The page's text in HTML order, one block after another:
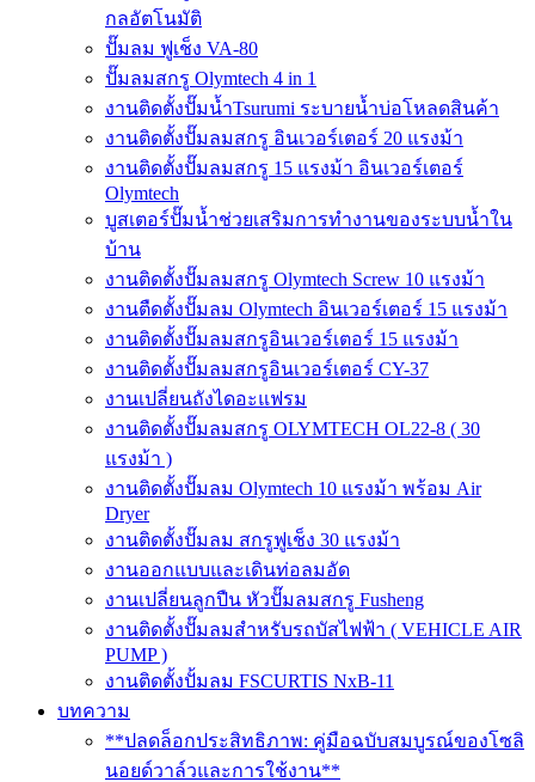
กลอัตโนมัติ
ปั๊มลม ฟูเช็ง VA-80
ปั๊มลมสกรู Olymtech 4 in 1
งานติดตั้งปั๊มน้ำTsurumi ระบายน้ำบ่อโหลดสินค้า
งานติดตั้งปั๊มลมสกรู อินเวอร์เตอร์ 20 แรงม้า
งานติดตั้งปั๊มลมสกรู 15 แรงม้า อินเวอร์เตอร์
Olymtech
บูสเตอร์ปั๊มน้ำช่วยเสริมการทำงานของระบบน้ำใน
บ้าน
งานติดตั้งปั๊มลมสกรู Olymtech Screw 10 แรงม้า
งานตืดตั้งปั๊มลม Olymtech อินเวอร์เตอร์ 15 แรงม้า
งานติดตั้งปั๊มลมสกรูอินเวอร์เตอร์ 15 แรงม้า
งานติดตั้งปั๊มลมสกรูอินเวอร์เตอร์ CY-37
งานเปลี่ยนถังไดอะแฟรม
งานติดตั้งปั๊มลมสกรู OLYMTECH OL22-8 ( 30
แรงม้า )
งานติดตั้งปั๊มลม Olymtech 10 แรงม้า พร้อม Air
Dryer
งานติดตั้งปั๊มลม สกรูฟูเช็ง 30 แรงม้า
งานออกแบบและเดินท่อลมอัด
งานเปลี่ยนลูกปืน หัวปั๊มลมสกรู Fusheng
งานติดตั้งปั๊มลมสำหรับรถบัสไฟฟ้า ( VEHICLE AIR
PUMP )
งานติดตั้งปั้มลม FSCURTIS NxB-11
บทความ
**ปลดล็อกประสิทธิภาพ: คู่มือฉบับสมบูรณ์ของโซลิ
นอยด์วาล์วและการใช้งาน**